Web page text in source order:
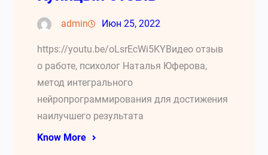
admin Июн 25, 2022
https://youtu.be/oLsrEcWi5KYВидео отзыв
о работе, психолог Наталья Юферова,
метод интегрального
нейропрограммирования для достижения
наилучшего результата
Know More